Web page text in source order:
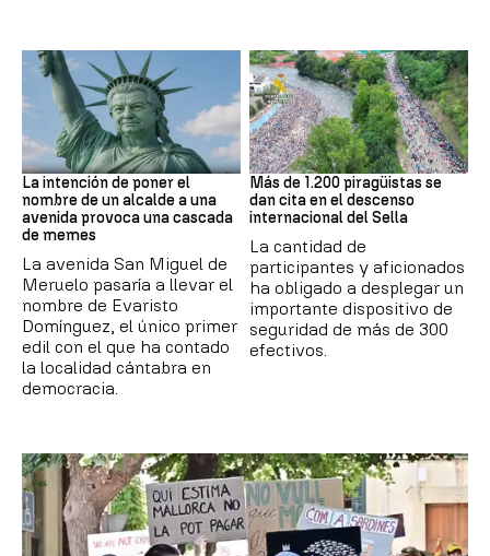
MEMES
La intención de poner el
nombre de un alcalde a una
avenida provoca una cascada
de memes
La avenida San Miguel de
Meruelo pasaría a llevar el
nombre de Evaristo
Domínguez, el único primer
edil con el que ha contado
la localidad cántabra en
democracia.
Asturias
Más de 1.200 piragüistas se
dan cita en el descenso
internacional del Sella
La cantidad de
participantes y aficionados
ha obligado a desplegar un
importante dispositivo de
seguridad de más de 300
efectivos.